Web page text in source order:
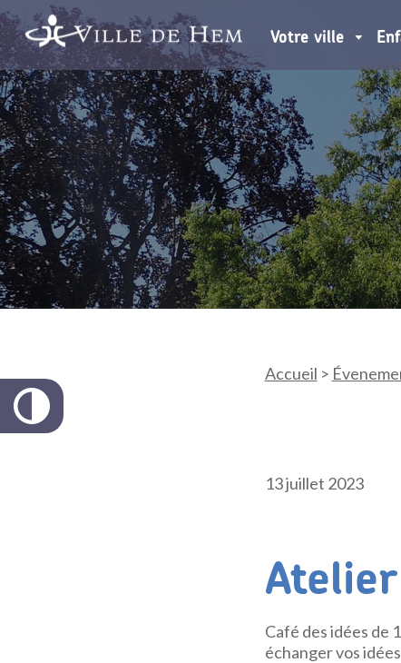
Votre ville
Accueil >
13 juillet 2023
Café des idées de
échanger vos